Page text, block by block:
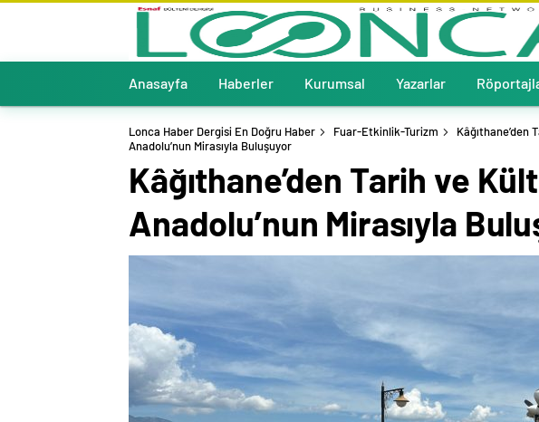
Anasayfa Haberler Kurumsal Yazarlar
Lonca Haber Dergisi En Doğru Haber Fuar-Etkinlik-Turizm
Anadolu’nun Mirasıyla Buluşuyor
Kâğıthane’den Tarih ve
Anadolu’nun Mirasıyla